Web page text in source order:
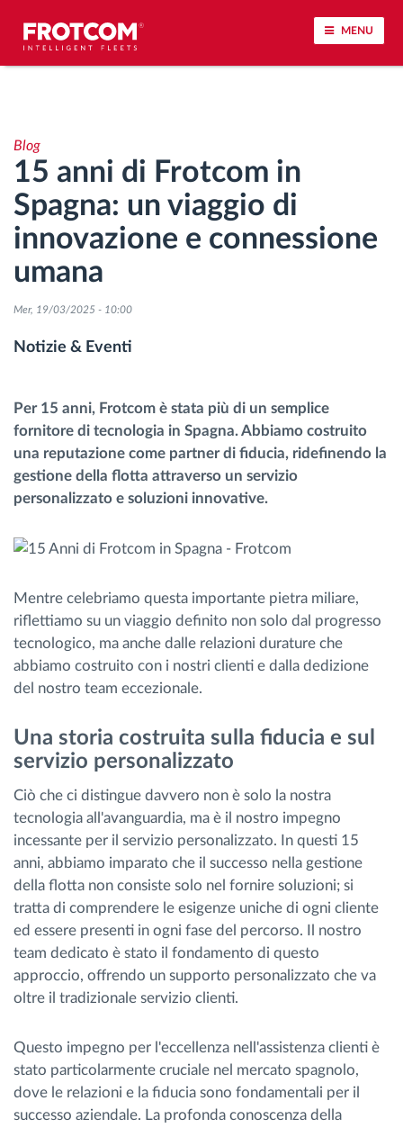
MENU
Analisi dello stile di guida
Monitoraggio dei tempi di guida
Gestione delle forza lavoro
Gestione carburante
Pianificazione dei percorsi e monitoraggio
Come risolviamo tutte le attività della flotta
Blog
15 anni di Frotcom in
Spagna: un viaggio di
innovazione e connessione
umana
Mer, 19/03/2025 - 10:00
Notizie & Eventi
Per 15 anni, Frotcom è stata più di un semplice
fornitore di tecnologia in Spagna. Abbiamo costruito
una reputazione come partner di fiducia, ridefinendo la
gestione della flotta attraverso un servizio
personalizzato e soluzioni innovative.
Mentre celebriamo questa importante pietra miliare,
riflettiamo su un viaggio definito non solo dal progresso
tecnologico, ma anche dalle relazioni durature che
abbiamo costruito con i nostri clienti e dalla dedizione
del nostro team eccezionale.
Una storia costruita sulla fiducia e sul
servizio personalizzato
Ciò che ci distingue davvero non è solo la nostra
tecnologia all'avanguardia, ma è il nostro impegno
incessante per il servizio personalizzato. In questi 15
anni, abbiamo imparato che il successo nella gestione
della flotta non consiste solo nel fornire soluzioni; si
tratta di comprendere le esigenze uniche di ogni cliente
ed essere presenti in ogni fase del percorso. Il nostro
team dedicato è stato il fondamento di questo
approccio, offrendo un supporto personalizzato che va
oltre il tradizionale servizio clienti.
Questo impegno per l'eccellenza nell'assistenza clienti è
stato particolarmente cruciale nel mercato spagnolo,
dove le relazioni e la fiducia sono fondamentali per il
successo aziendale. La profonda conoscenza della